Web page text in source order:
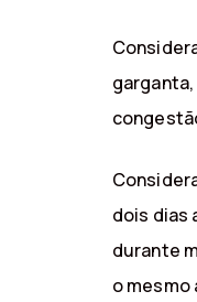
dois dias
durante
o mesmo